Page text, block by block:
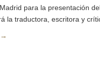
para la presentación
la traductora, escritora y
→